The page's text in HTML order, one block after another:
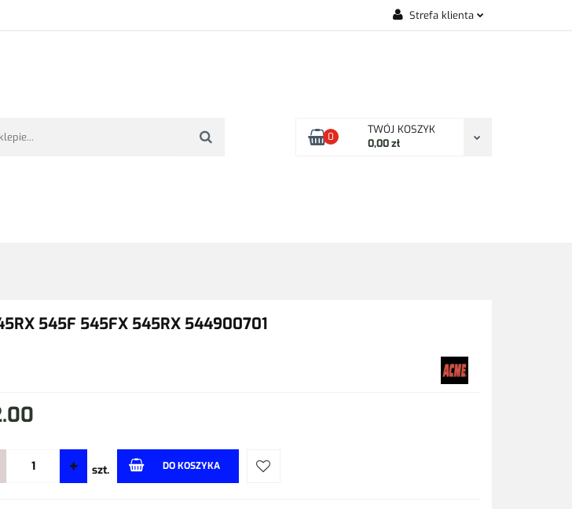
Strefa klienta
0
TWÓJ KOSZYK
0,00 zł
545F 545FX 545RX 544900701
szt. DO KOSZYKA